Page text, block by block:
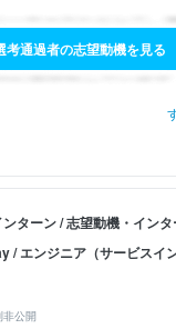
考通過者の志望動機を見る
ンターン / 志望動機・イン
/ エンジニア（サービスイ
非公開